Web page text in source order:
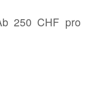
250 CHF pro